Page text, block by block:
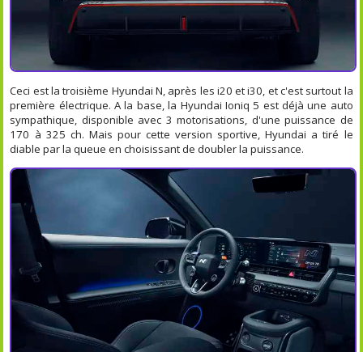
Ceci est la troisième Hyundai N, après les i20 et i30, et c'est surtout la
première électrique. A la base, la Hyundai Ioniq 5 est déjà une auto
sympathique, disponible avec 3 motorisations, d'une puissance de
170 à 325 ch. Mais pour cette version sportive, Hyundai a tiré le
diable par la queue en choisissant de doubler la puissance.